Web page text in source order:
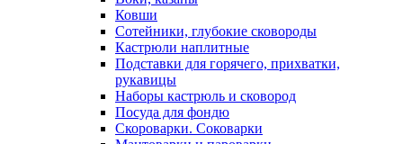
Ковши
Сотейники, глубокие сковороды
Кастрюли наплитные
Подставки для горячего, прихватки,
рукавицы
Наборы кастрюль и сковород
Посуда для фондю
Скороварки. Соковарки